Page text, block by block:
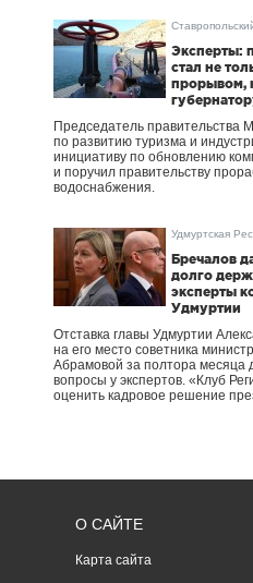
Эксперты:
стал не
прорывом,
Председатель
по развитию туризма и
инициативу по обновлению
и поручил правительству
водоснабжения.
Удмуртская
Бречалов
долго
эксперты
Удмуртии
Отставка главы Удмуртии
на его место советника
Абрамовой за полтора месяца
вопросы у экспертов. «Клуб
оценить кадровое решение
О САЙТЕ
Карта сайта